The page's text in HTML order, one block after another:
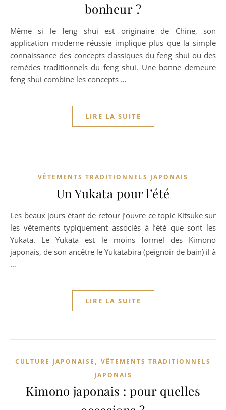
bonheur ?
Même si le feng shui est originaire de Chine, son
application moderne réussie implique plus que la simple
connaissance des concepts classiques du feng shui ou des
remèdes traditionnels du feng shui. Une bonne demeure
feng shui combine les concepts …
LIRE LA SUITE
VÊTEMENTS TRADITIONNELS JAPONAIS
Un Yukata pour l’été
Les beaux jours étant de retour j’ouvre ce topic Kitsuke sur
les vêtements typiquement associés à l’été que sont les
Yukata. Le Yukata est le moins formel des Kimono
japonais, de son ancêtre le Yukatabira (peignoir de bain) il à
…
LIRE LA SUITE
CULTURE JAPONAISE , VÊTEMENTS TRADITIONNELS
JAPONAIS
Kimono japonais : pour quelles